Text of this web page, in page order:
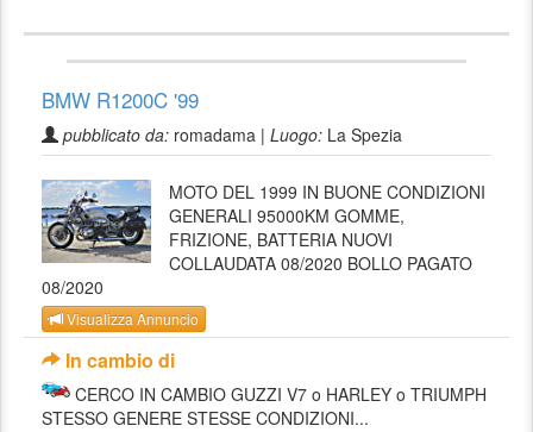
BMW R1200C '99
pubblicato da: romadama | Luogo: La Spezia
MOTO DEL 1999 IN BUONE CONDIZIONI
GENERALI 95000KM GOMME,
FRIZIONE, BATTERIA NUOVI
COLLAUDATA 08/2020 BOLLO PAGATO
08/2020
Visualizza Annuncio
In cambio di
CERCO IN CAMBIO GUZZI V7 o HARLEY o TRIUMPH
STESSO GENERE STESSE CONDIZIONI...